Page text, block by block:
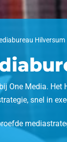
Hilversum
One Media.
snel in